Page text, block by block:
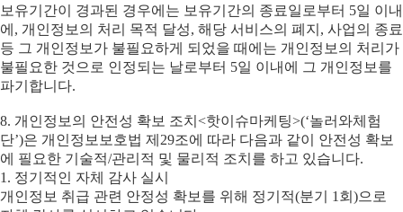
보유기간이 경과된 경우에는 보유기간의 종료일로부터 5일 이내
에, 개인정보의 처리 목적 달성, 해당 서비스의 폐지, 사업의 종료
등 그 개인정보가 불필요하게 되었을 때에는 개인정보의 처리가
불필요한 것으로 인정되는 날로부터 5일 이내에 그 개인정보를
파기합니다.
8. 개인정보의 안전성 확보 조치<핫이슈마케팅>(‘놀러와체험
단’)은 개인정보보호법 제29조에 따라 다음과 같이 안전성 확보
에 필요한 기술적/관리적 및 물리적 조치를 하고 있습니다.
1. 정기적인 자체 감사 실시
개인정보 취급 관련 안정성 확보를 위해 정기적(분기 1회)으로